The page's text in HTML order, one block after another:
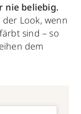
nie beliebig.
Look, wenn
sind – so
dem